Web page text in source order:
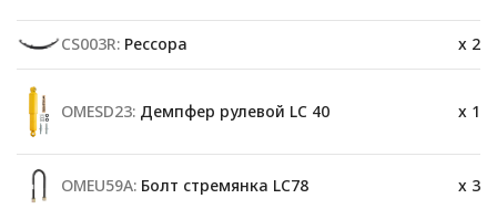
CS003R: Рессора x 2
OMESD23: Демпфер рулевой LC 40 x 1
OMEU59A: Болт стремянка LC78 x 3